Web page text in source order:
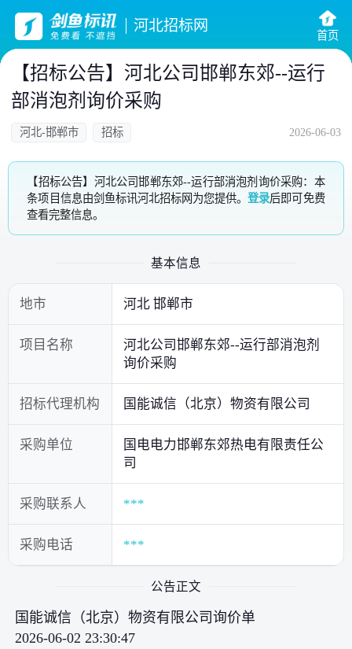
河北招标网
首页
【招标公告】河北公司邯郸东郊--运行
部消泡剂询价采购
河北-邯郸市 招标 2026-06-03
【招标公告】河北公司邯郸东郊--运行部消泡剂询价采购：本
条项目信息由剑鱼标讯河北招标网为您提供。登录后即可免费
查看完整信息。
基本信息
地市 河北 邯郸市
项目名称
河北公司邯郸东郊--运行部消泡剂
询价采购
招标代理机构 国能诚信（北京）物资有限公司
采购单位
国电电力邯郸东郊热电有限责任公
司
采购联系人 ***
采购电话 ***
公告正文
国能诚信（北京）物资有限公司询价单
2026-06-02 23:30:47